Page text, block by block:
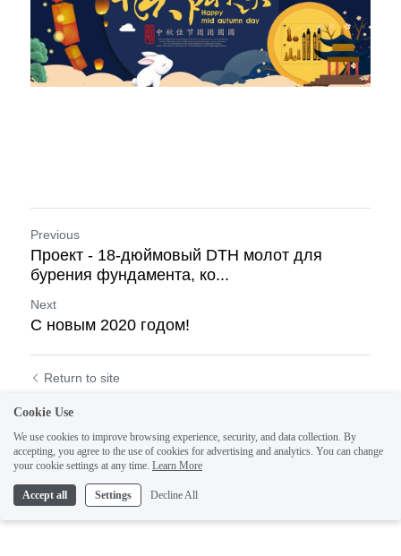
Previous
Проект - 18-дюймовый DTH молот для
бурения фундамента, ко...
Next
С новым 2020 годом!
Return to site
Cookie Use
We use cookies to improve browsing experience, security, and data collection. By
accepting, you agree to the use of cookies for advertising and analytics. You can change
your cookie settings at any time. Learn More
Accept all Settings Decline All